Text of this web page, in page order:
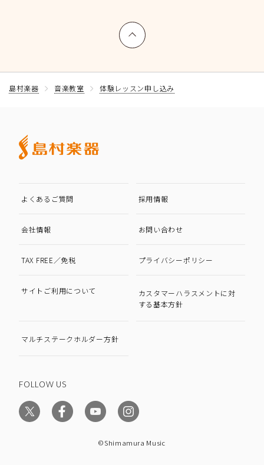
上へ戻る
島村楽器 音楽教室 体験レッスン申し込み
よくあるご質問 採用情報
会社情報 お問い合わせ
TAX FREE／免税 プライバシーポリシー
サイトご利用について
カスタマーハラスメントに対
する基本方針
マルチステークホルダー方針
FOLLOW US
©Shimamura Music